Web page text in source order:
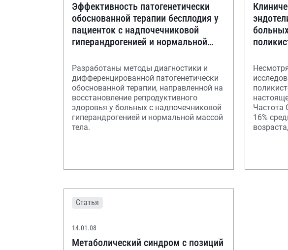
Эффективность патогенетически
обоснованной терапии бесплодия у
пациенток с надпочечниковой
гиперандрогенией и нормальной
Разработаны методы диагностики и
дифференцированной патогенетически
обоснованной терапии, направленной на
восстановление репродуктивного
здоровья у больных с надпочечниковой
гиперандрогенией и нормальной массой
тела.
Частота
16%
Статья
14.01.08
Метаболический синдром с позиций